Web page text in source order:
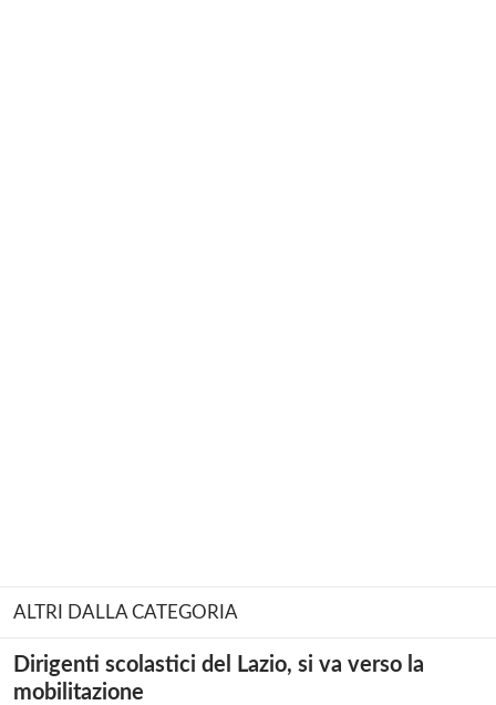
ALTRI DALLA CATEGORIA
Dirigenti scolastici del Lazio, si va verso la
mobilitazione